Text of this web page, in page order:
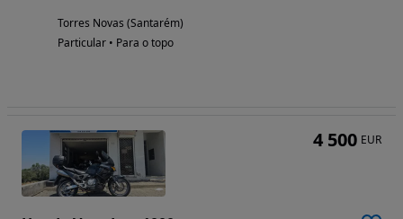
Torres Novas (Santarém)
Particular • Para o topo
4 500 EUR